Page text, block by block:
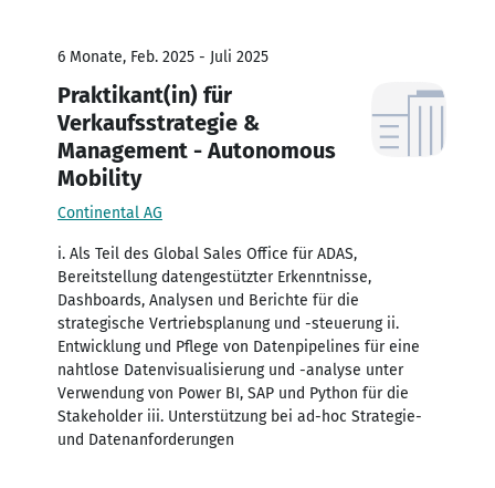
6 Monate, Feb. 2025 - Juli 2025
Praktikant(in) für
Verkaufsstrategie &
Management - Autonomous
Mobility
Continental AG
i. Als Teil des Global Sales Office für ADAS,
Bereitstellung datengestützter Erkenntnisse,
Dashboards, Analysen und Berichte für die
strategische Vertriebsplanung und -steuerung ii.
Entwicklung und Pflege von Datenpipelines für eine
nahtlose Datenvisualisierung und -analyse unter
Verwendung von Power BI, SAP und Python für die
Stakeholder iii. Unterstützung bei ad-hoc Strategie-
und Datenanforderungen